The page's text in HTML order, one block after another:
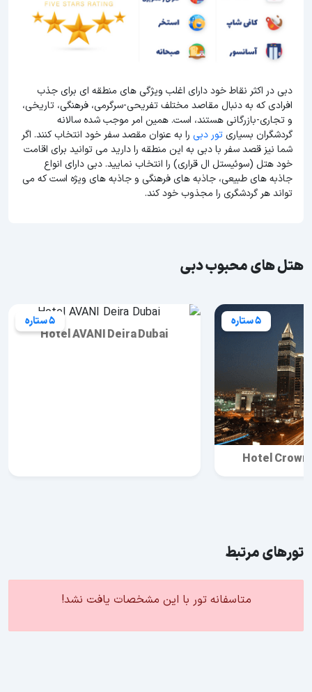
دبی در اکثر نقاط خود دارای اغلب ویژگی های منطقه ای برای جذب
افرادی که به دنبال مقاصد مختلف تفریحی-سرگرمی، فرهنگی، تاریخی،
و تجاری-بازرگانی هستند، است. همین امر موجب شده سالانه
گردشگران بسیاریتور دبی را به عنوان مقصد سفر خود انتخاب کنند. اگر
شما نیز قصد سفر با دبی به این منطقه را دارید می توانید برای اقامت
خود هتل (سوئیستل ال قراری) را انتخاب نمایید. دبی دارای انواع
جاذبه های طبیعی، جاذبه های فرهنگی و جاذبه های ویژه است که می
تواند هر گردشگری را مجذوب خود کند.
هتل های محبوب دبی
5 ستاره
Hotel
5 ستاره
Hotel AVANI Deira Dubai
تورهای مرتبط
متاسفانه تور با این مشخصات یافت نشد!